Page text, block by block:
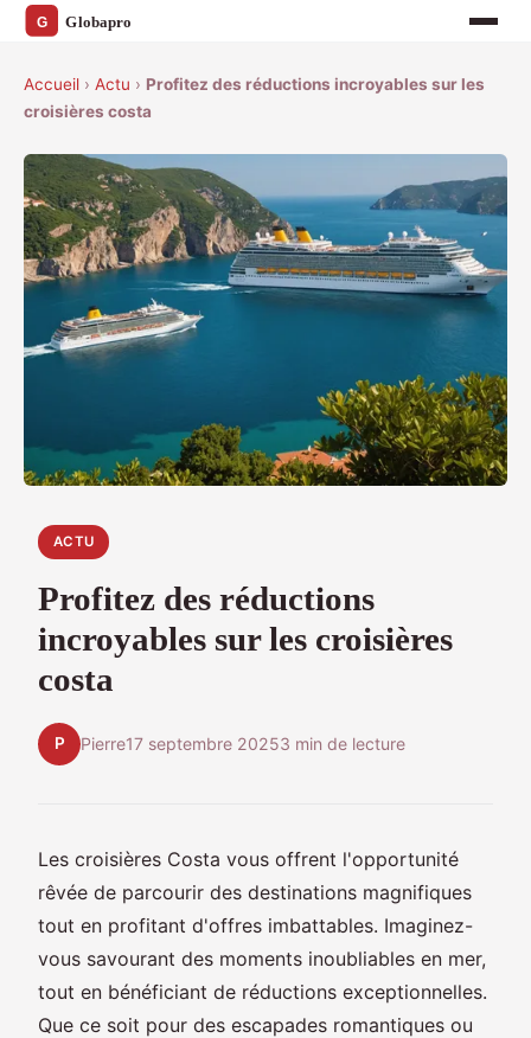
Accueil › Actu › Profitez des réductions incroyables sur les
croisières costa
ACTU
Profitez des réductions
incroyables sur les croisières
costa
P Pierre17 septembre 20253 min de lecture
Les croisières Costa vous offrent l'opportunité
rêvée de parcourir des destinations magnifiques
tout en profitant d'offres imbattables. Imaginez-
vous savourant des moments inoubliables en mer,
tout en bénéficiant de réductions exceptionnelles.
Que ce soit pour des escapades romantiques ou